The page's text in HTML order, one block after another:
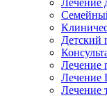
Лечение
Детский
Лечение
Лечение